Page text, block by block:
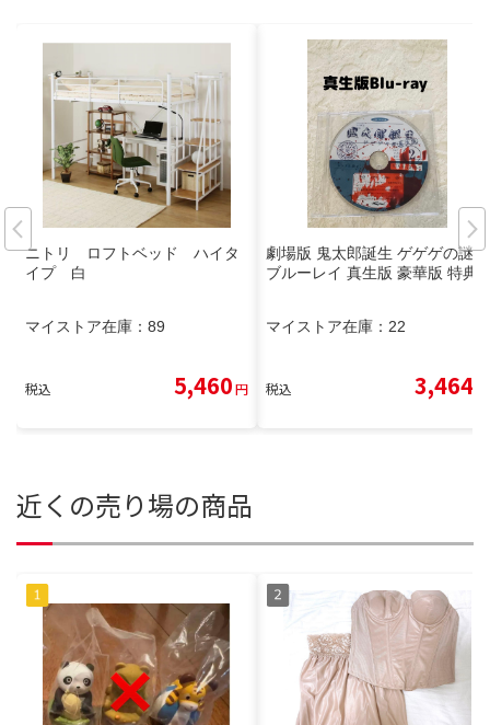
ニトリ ロフトベッド ハイタ
イプ 白
マイストア在庫： 89
税込 5,460円
劇場版 鬼太郎誕生 ゲゲゲの謎
ブルーレイ 真生版 豪華版 特典
マイストア在庫： 22
税込 3,464
近くの売り場の商品